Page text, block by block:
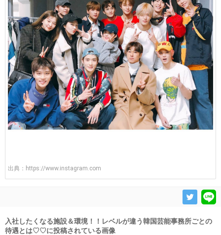
出典： https://www.instagram.com
入社したくなる施設＆環境！！レベルが違う韓国芸能事務所ごとの
待遇とは♡♡に投稿されている画像